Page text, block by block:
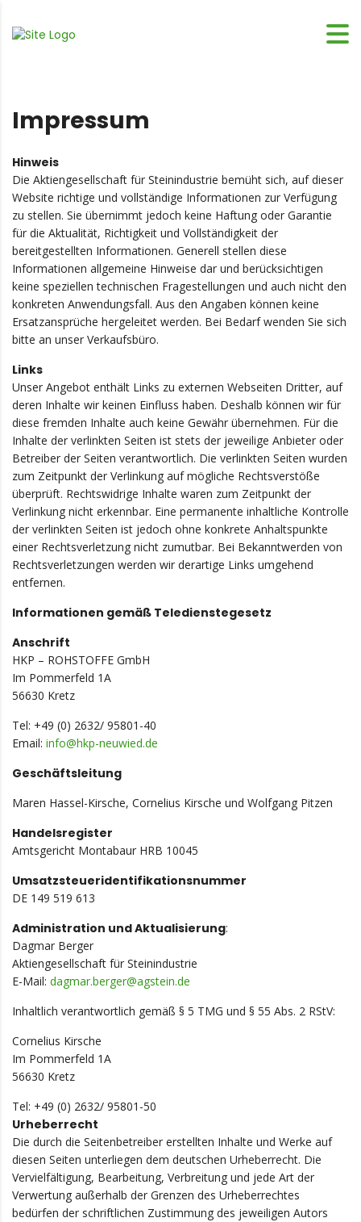
Impressum
Hinweis
Die Aktiengesellschaft für Steinindustrie bemüht sich, auf dieser
Website richtige und vollständige Informationen zur Verfügung
zu stellen. Sie übernimmt jedoch keine Haftung oder Garantie
für die Aktualität, Richtigkeit und Vollständigkeit der
bereitgestellten Informationen. Generell stellen diese
Informationen allgemeine Hinweise dar und berücksichtigen
keine speziellen technischen Fragestellungen und auch nicht den
konkreten Anwendungsfall. Aus den Angaben können keine
Ersatzansprüche hergeleitet werden. Bei Bedarf wenden Sie sich
bitte an unser Verkaufsbüro.
Links
Unser Angebot enthält Links zu externen Webseiten Dritter, auf
deren Inhalte wir keinen Einfluss haben. Deshalb können wir für
diese fremden Inhalte auch keine Gewähr übernehmen. Für die
Inhalte der verlinkten Seiten ist stets der jeweilige Anbieter oder
Betreiber der Seiten verantwortlich. Die verlinkten Seiten wurden
zum Zeitpunkt der Verlinkung auf mögliche Rechtsverstöße
überprüft. Rechtswidrige Inhalte waren zum Zeitpunkt der
Verlinkung nicht erkennbar. Eine permanente inhaltliche Kontrolle
der verlinkten Seiten ist jedoch ohne konkrete Anhaltspunkte
einer Rechtsverletzung nicht zumutbar. Bei Bekanntwerden von
Rechtsverletzungen werden wir derartige Links umgehend
entfernen.
Informationen gemäß Teledienstegesetz
Anschrift
HKP – ROHSTOFFE GmbH
Im Pommerfeld 1A
56630 Kretz
Tel: +49 (0) 2632/ 95801-40
Email: info@hkp-neuwied.de
Geschäftsleitung
Maren Hassel-Kirsche, Cornelius Kirsche und Wolfgang Pitzen
Handelsregister
Amtsgericht Montabaur HRB 10045
Umsatzsteueridentifikationsnummer
DE 149 519 613
Administration und Aktualisierung:
Dagmar Berger
Aktiengesellschaft für Steinindustrie
E-Mail: dagmar.berger@agstein.de
Inhaltlich verantwortlich gemäß § 5 TMG und § 55 Abs. 2 RStV:
Cornelius Kirsche
Im Pommerfeld 1A
56630 Kretz
Tel: +49 (0) 2632/ 95801-50
Urheberrecht
Die durch die Seitenbetreiber erstellten Inhalte und Werke auf
diesen Seiten unterliegen dem deutschen Urheberrecht. Die
Vervielfältigung, Bearbeitung, Verbreitung und jede Art der
Verwertung außerhalb der Grenzen des Urheberrechtes
bedürfen der schriftlichen Zustimmung des jeweiligen Autors